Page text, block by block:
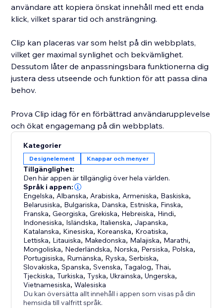
användare att kopiera önskat innehåll med ett enda
klick, vilket sparar tid och ansträngning.
Clip kan placeras var som helst på din webbplats,
vilket ger maximal synlighet och bekvämlighet.
Dessutom låter de anpassningsbara funktionerna dig
justera dess utseende och funktion för att passa dina
behov.
Prova Clip idag för en förbättrad användarupplevelse
och ökat engagemang på din webbplats.
Kategorier
Designelement Knappar och menyer
Tillgänglighet:
Den här appen är tillgänglig över hela världen.
Språk i appen:
Engelska, Albanska, Arabiska, Armeniska, Baskiska,
Belarusiska, Bulgariska, Danska, Estniska, Finska,
Franska,Georgiska,Grekiska, Hebreiska, Hindi,
Indonesiska, Isländska, Italienska, Japanska,
Katalanska, Kinesiska, Koreanska, Kroatiska,
Lettiska, Litauiska, Makedonska, Malajiska, Marathi,
Mongoliska, Nederländska, Norska, Persiska, Polska,
Portugisiska, Rumänska, Ryska,Serbiska,
Slovakiska,Spanska,Svenska,Tagalog,Thai,
Tjeckiska,Turkiska,Tyska,Ukrainska,Ungerska,
Vietnamesiska,Walesiska
Du kan översätta allt innehåll i appen som visas på din
hemsida till valfritt språk.